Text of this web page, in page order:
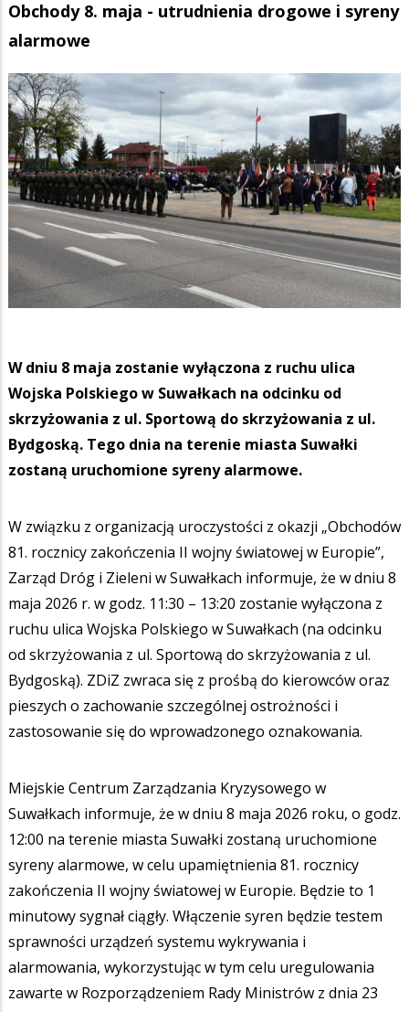
Obchody 8. maja - utrudnienia drogowe i syreny
alarmowe
W dniu 8 maja zostanie wyłączona z ruchu ulica
Wojska Polskiego w Suwałkach na odcinku od
skrzyżowania z ul. Sportową do skrzyżowania z ul.
Bydgoską. Tego dnia na terenie miasta Suwałki
zostaną uruchomione syreny alarmowe.
W związku z organizacją uroczystości z okazji „Obchodów
81. rocznicy zakończenia II wojny światowej w Europie”,
Zarząd Dróg i Zieleni w Suwałkach informuje, że w dniu 8
maja 2026 r. w godz. 11:30 – 13:20 zostanie wyłączona z
ruchu ulica Wojska Polskiego w Suwałkach (na odcinku
od skrzyżowania z ul. Sportową do skrzyżowania z ul.
Bydgoską). ZDiZ zwraca się z prośbą do kierowców oraz
pieszych o zachowanie szczególnej ostrożności i
zastosowanie się do wprowadzonego oznakowania.
Miejskie Centrum Zarządzania Kryzysowego w
Suwałkach informuje, że w dniu 8 maja 2026 roku, o godz.
12:00 na terenie miasta Suwałki zostaną uruchomione
syreny alarmowe, w celu upamiętnienia 81. rocznicy
zakończenia II wojny światowej w Europie. Będzie to 1
minutowy sygnał ciągły. Włączenie syren będzie testem
sprawności urządzeń systemu wykrywania i
alarmowania, wykorzystując w tym celu uregulowania
zawarte w Rozporządzeniem Rady Ministrów z dnia 23